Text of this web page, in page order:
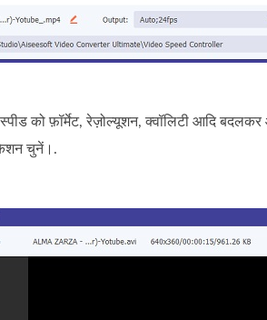
को फ़ॉर्मेट, रेज़ोल्यूशन, क्वॉलिटी आदि
चुनें।.